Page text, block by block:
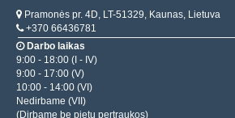
Pramonės pr. 4D, LT-51329, Kaunas, Lietuva
+370 66436781
Darbo laikas
9:00 - 18:00 (I - IV)
9:00 - 17:00 (V)
10:00 - 14:00 (VI)
Nedirbame (VII)
(Dirbame be pietų pertraukos)